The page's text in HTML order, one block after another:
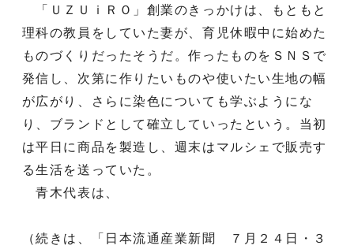
「ＵＺＵｉＲＯ」創業のきっかけは、もともと
理科の教員をしていた妻が、育児休暇中に始めた
ものづくりだったそうだ。作ったものをＳＮＳで
発信し、次第に作りたいものや使いたい生地の幅
が広がり、さらに染色についても学ぶようにな
り、ブランドとして確立していったという。当初
は平日に商品を製造し、週末はマルシェで販売す
る生活を送っていた。
青木代表は、
（続きは、「日本流通産業新聞 ７月２４日・３